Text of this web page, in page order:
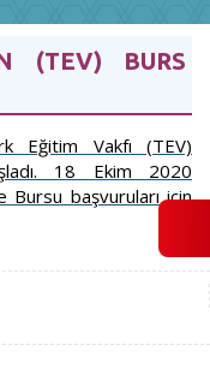
(TEV) BURS
Eğitim Vakfı (TEV)
18 Ekim 2020
başvuruları için